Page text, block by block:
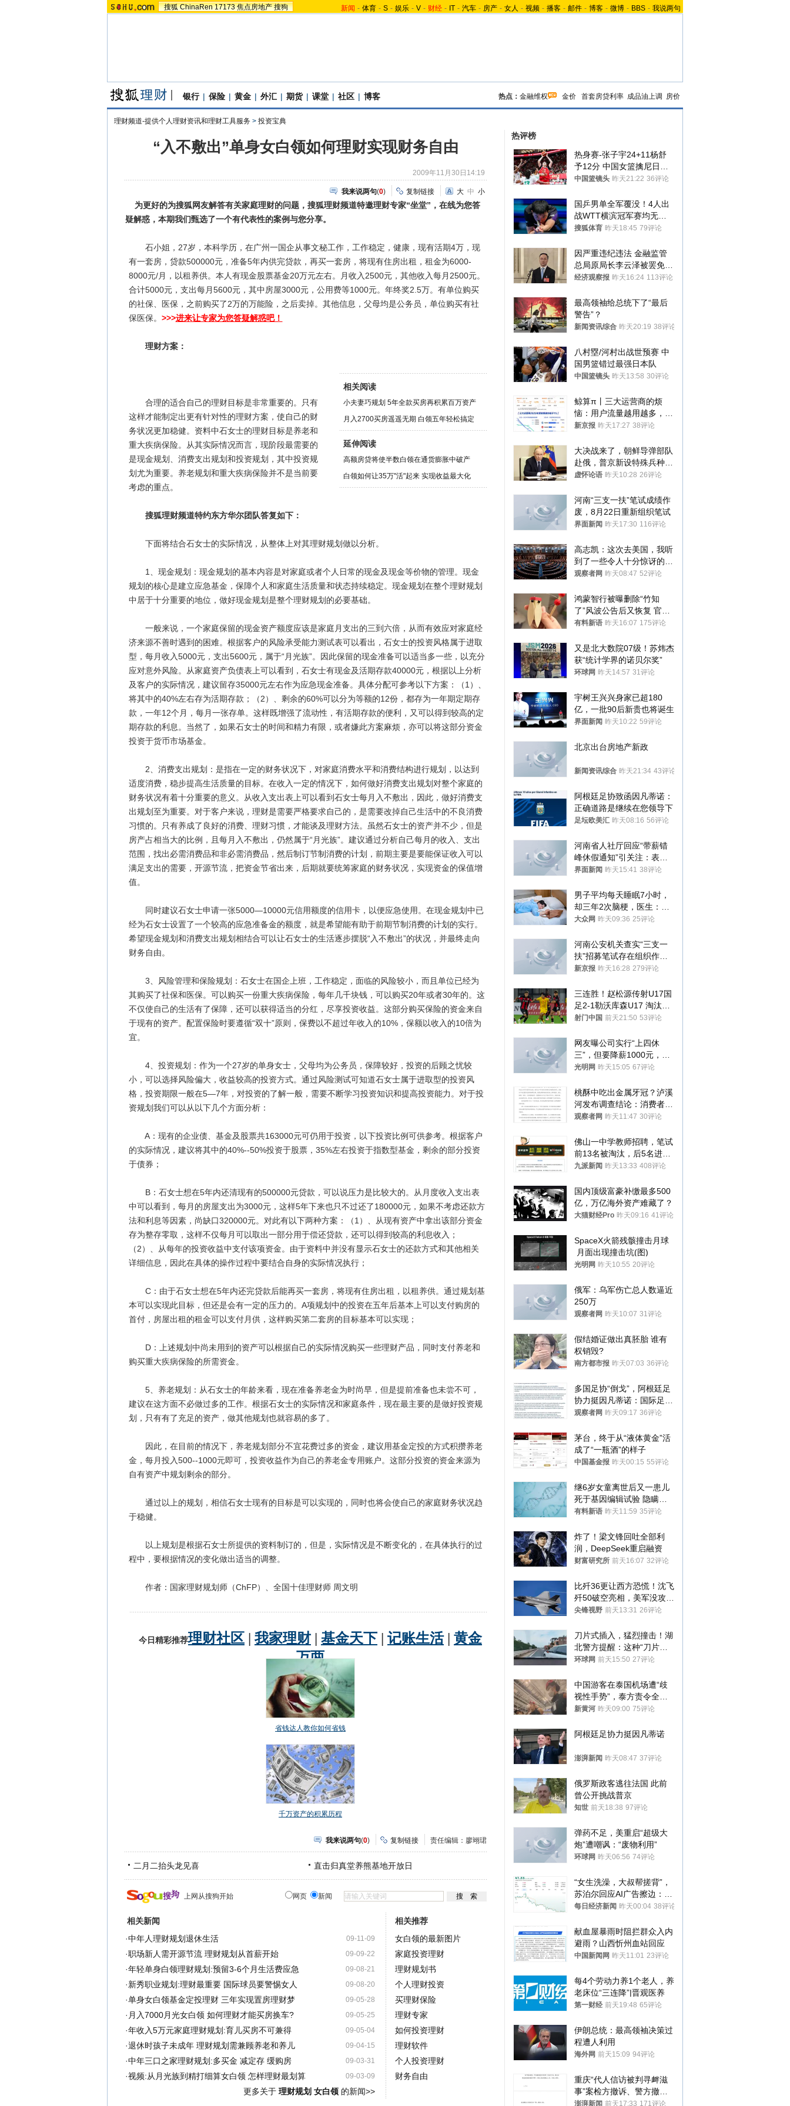
搜狐 ChinaRen 17173 焦点房地产 搜狗 新闻 - 体育 - S - 娱乐 - V - 财经 - IT - 汽车 - 房产 - 女人 - 视频 - 播客 - 邮件 - 博客 - 微博 - BBS - 我说两句
银行 | 保险 | 黄金 | 外汇 | 期货 | 课堂 | 社区 | 博客 热点： 金融维权 金价 首套房贷利率 成品油上调 房价
理财频道-提供个人理财资讯和理财工具服务 > 投资宝典
“入不敷出”单身女白领如何理财实现财务自由
2009年11月30日14:19
我来说两句(0) 复制链接 大 中 小
为更好的为搜狐网友解答有关家庭理财的问题，搜狐理财频道特邀理财专家“坐堂”，在线为您答
疑解惑，本期我们甄选了一个有代表性的案例与您分享。
石小姐，27岁，本科学历，在广州一国企从事文秘工作，工作稳定，健康，现有活期4万，现
有一套房，贷款500000元，准备5年内供完贷款，再买一套房，将现有住房出租，租金为6000-
8000元/月，以租养供。本人有现金股票基金20万元左右。月收入2500元，其他收入每月2500元。
合计5000元，支出每月5600元，其中房屋3000元，公用费等1000元。年终奖2.5万。有单位购买
的社保、医保，之前购买了2万的万能险，之后卖掉。其他信息，父母均是公务员，单位购买有社
保医保。 >>>进来让专家为您答疑解惑吧！
理财方案：
相关阅读
小夫妻巧规划 5年全款买房再积累百万资产
月入2700买房遥遥无期 白领五年轻松搞定
延伸阅读
高额房贷将使半数白领在通货膨胀中破产
白领如何让35万"活"起来 实现收益最大化
合理的适合自己的理财目标是非常重要的。只有
这样才能制定出更有针对性的理财方案，使自己的财
务状况更加稳健。资料中石女士的理财目标是养老和
重大疾病保险。从其实际情况而言，现阶段最需要的
是现金规划、消费支出规划和投资规划，其中投资规
划尤为重要。养老规划和重大疾病保险并不是当前要
考虑的重点。
搜狐理财频道特约东方华尔团队答复如下：
下面将结合石女士的实际情况，从整体上对其理财规划做以分析。
1、现金规划：现金规划的基本内容是对家庭或者个人日常的现金及现金等价物的管理。现金
规划的核心是建立应急基金，保障个人和家庭生活质量和状态持续稳定。现金规划在整个理财规划
中居于十分重要的地位，做好现金规划是整个理财规划的必要基础。
一般来说，一个家庭保留的现金资产额度应该是家庭月支出的三到六倍，从而有效应对家庭经
济来源不善时遇到的困难。根据客户的风险承受能力测试表可以看出，石女士的投资风格属于进取
型，每月收入5000元，支出5600元，属于“月光族”。因此保留的现金准备可以适当多一些，以充分
应对意外风险。从家庭资产负债表上可以看到，石女士有现金及活期存款40000元，根据以上分析
及客户的实际情况，建议留存35000元左右作为应急现金准备。具体分配可参考以下方案：（1）、
将其中的40%左右存为活期存款；（2）、剩余的60%可以分为等额的12份，都存为一年期定期存
款，一年12个月，每月一张存单。这样既增强了流动性，有活期存款的便利，又可以得到较高的定
期存款的利息。当然了，如果石女士的时间和精力有限，或者嫌此方案麻烦，亦可以将这部分资金
投资于货币市场基金。
2、消费支出规划：是指在一定的财务状况下，对家庭消费水平和消费结构进行规划，以达到
适度消费，稳步提高生活质量的目标。在收入一定的情况下，如何做好消费支出规划对整个家庭的
财务状况有着十分重要的意义。从收入支出表上可以看到石女士每月入不敷出，因此，做好消费支
出规划至为重要。对于客户来说，理财是需要严格要求自己的，是需要改掉自己生活中的不良消费
习惯的。只有养成了良好的消费、理财习惯，才能谈及理财方法。虽然石女士的资产并不少，但是
房产占相当大的比例，且每月入不敷出，仍然属于“月光族”。建议通过分析自己每月的收入、支出
范围，找出必需消费品和非必需消费品，然后制订节制消费的计划，前期主要是要能保证收入可以
满足支出的需要，开源节流，把资金节省出来，后期就要统筹家庭的财务状况，实现资金的保值增
值。
同时建议石女士申请一张5000—10000元信用额度的信用卡，以便应急使用。在现金规划中已
经为石女士设置了一个较高的应急准备金的额度，就是希望能有助于前期节制消费的计划的实行。
希望现金规划和消费支出规划相结合可以让石女士的生活逐步摆脱“入不敷出”的状况，并最终走向
财务自由。
3、风险管理和保险规划：石女士在国企上班，工作稳定，面临的风险较小，而且单位已经为
其购买了社保和医保。可以购买一份重大疾病保险，每年几千块钱，可以购买20年或者30年的。这
不仅使自己的生活有了保障，还可以获得适当的分红，尽享投资收益。这部分购买保险的资金来自
于现有的资产。配置保险时要遵循“双十”原则，保费以不超过年收入的10%，保额以收入的10倍为
宜。
4、投资规划：作为一个27岁的单身女士，父母均为公务员，保障较好，投资的后顾之忧较
小，可以选择风险偏大，收益较高的投资方式。通过风险测试可知道石女士属于进取型的投资风
格，投资期限一般在5—7年，对投资的了解一般，需要不断学习投资知识和提高投资能力。对于投
资规划我们可以从以下几个方面分析：
A：现有的企业债、基金及股票共163000元可仍用于投资，以下投资比例可供参考。根据客户
的实际情况，建议将其中的40%--50%投资于股票，35%左右投资于指数型基金，剩余的部分投资
于债券；
B：石女士想在5年内还清现有的500000元贷款，可以说压力是比较大的。从月度收入支出表
中可以看到，每月的房屋支出为3000元，这样5年下来也只不过还了180000元，如果不考虑还款方
法和利息等因素，尚缺口320000元。对此有以下两种方案：（1）、从现有资产中拿出该部分资金
存为整存零取，这样不仅每月可以取出一部分用于偿还贷款，还可以得到较高的利息收入；
（2）、从每年的投资收益中支付该项资金。由于资料中并没有显示石女士的还款方式和其他相关
详细信息，因此在具体的操作过程中要结合自身的实际情况执行；
C：由于石女士想在5年内还完贷款后能再买一套房，将现有住房出租，以租养供。通过规划基
本可以实现此目标，但还是会有一定的压力的。A项规划中的投资在五年后基本上可以支付购房的
首付，房屋出租的租金可以支付月供，这样购买第二套房的目标基本可以实现；
D：上述规划中尚未用到的资产可以根据自己的实际情况购买一些理财产品，同时支付养老和
购买重大疾病保险的所需资金。
5、养老规划：从石女士的年龄来看，现在准备养老金为时尚早，但是提前准备也未尝不可，
建议在这方面不必做过多的工作。根据石女士的实际情况和家庭条件，现在最主要的是做好投资规
划，只有有了充足的资产，做其他规划也就容易的多了。
因此，在目前的情况下，养老规划部分不宜花费过多的资金，建议用基金定投的方式积攒养老
金，每月投入500--1000元即可，投资收益作为自己的养老金专用账户。这部分投资的资金来源为
自有资产中规划剩余的部分。
通过以上的规划，相信石女士现有的目标是可以实现的，同时也将会使自己的家庭财务状况趋
于稳健。
以上规划是根据石女士所提供的资料制订的，但是，实际情况是不断变化的，在具体执行的过
程中，要根据情况的变化做出适当的调整。
作者：国家理财规划师（ChFP）、全国十佳理财师 周文明
我来说两句(0) 复制链接 责任编辑：廖翊珺
二月二抬头龙见喜 直击归真堂养熊基地开放日
上网从搜狗开始 网页 新闻
相关新闻
09-11-09
·中年人理财规划退休生活
09-09-22
·职场新人需开源节流 理财规划从首薪开始
09-08-21
·年轻单身白领理财规划:预留3-6个月生活费应急
09-08-20
·新秀职业规划:理财最重要 国际球员要警惕女人
09-05-28
·单身女白领基金定投理财 三年实现置房理财梦
09-05-25
· 月入7000月光女白领 如何理财才能买房换车?
09-05-04
·年收入5万元家庭理财规划:育儿买房不可兼得
09-04-15
·退休时孩子未成年 理财规划需兼顾养老和养儿
09-03-31
·中年三口之家理财规划:多买金 减定存 缓购房
09-03-09
·视频:从月光族到精打细算女白领 怎样理财最划算
更多关于 理财规划 女白领的新闻>>
相关推荐
女白领的最新图片
家庭投资理财
理财规划书
个人理财投资
买理财保险
理财专家
如何投资理财
理财软件
个人投资理财
财务自由
热评榜
热身赛-张子宇24+11杨舒
予12分 中国女篮擒尼日利
亚
中国篮镜头 昨天21:22 36评论
国乒男单全军覆没！4人出
战WTT横滨冠军赛均无缘
八强
搜狐体育 昨天18:45 79评论
因严重违纪违法 金融监管
总局原局长李云泽被罢免全
国人大代表
经济观察报 昨天16:24 113评论
最高领袖给总统下了“最后
警告”？
新闻资讯综合 昨天20:19 38评论
八村塁/河村出战世预赛 中
国男篮错过最强日本队
中国篮镜头 昨天13:58 30评论
鲸算π丨三大运营商的烦
恼：用户流量越用越多，收
入却越来越少
新京报 昨天17:27 38评论
大决战来了，朝鲜导弹部队
赴俄，普京新设特殊兵种，
76岁老将扛旗
虚怀论语 昨天10:28 26评论
河南“三支一扶”笔试成绩作
废，8月22日重新组织笔试
界面新闻 昨天17:30 116评论
高志凯：这次去美国，我听
到了一些令人十分惊讶的消
息
观察者网 昨天08:47 52评论
鸿蒙智行被曝删除“竹知
了”风波公告后又恢复 官媒
曾力挺：劝华为要大度的，
有料新语 昨天16:07 175评论
又是北大数院07级！苏炜杰
获“统计学界的诺贝尔奖”
环球网 昨天14:57 31评论
宇树王兴兴身家已超180
亿，一批90后新贵也将诞生
界面新闻 昨天10:22 59评论
北京出台房地产新政
新闻资讯综合 昨天21:34 43评论
阿根廷足协致函因凡蒂诺：
正确道路是继续在您领导下
足坛欧美汇 昨天08:16 56评论
河南省人社厅回应“带薪错
峰休假通知”引关注：表述
不够准确，待修改后印发
界面新闻 昨天15:41 38评论
男子平均每天睡眠7小时，
却三年2次脑梗，医生：这
样睡觉更伤身
大众网 昨天09:36 25评论
河南公安机关查实“三支一
扶”招募笔试存在组织作弊
犯罪行为
新京报 昨天16:28 279评论
三连胜！赵松源传射U17国
足2-1勒沃库森U17 淘汰赛
将战河床
射门中国 前天21:50 53评论
网友曝公司实行“上四休
三”，但要降薪1000元，不
接受只能辞职
光明网 昨天15:05 67评论
桃酥中吃出金属牙冠？泸溪
河发布调查结论：消费者已
澄清，所发视频情况不属实
观察者网 昨天11:47 30评论
佛山一中学教师招聘，笔试
前13名被淘汰，后5名进体
检，被疑萝卜岗，官方通
九派新闻 昨天13:33 408评论
国内顶级富豪补缴最多500
亿，万亿海外资产难藏了？
大猫财经Pro 昨天09:16 41评论
SpaceX火箭残骸撞击月球
月面出现撞击坑(图)
光明网 昨天10:55 20评论
俄军：乌军伤亡总人数逼近
250万
观察者网 昨天10:07 31评论
假结婚证做出真胚胎 谁有
权销毁?
南方都市报 昨天07:03 36评论
多国足协“倒戈”，阿根廷足
协力挺因凡蒂诺：国际足联
今后应继续在其领导下前行
观察者网 昨天09:17 36评论
茅台，终于从“液体黄金”活
成了“一瓶酒”的样子
中国基金报 昨天00:15 55评论
继6岁女童离世后又一患儿
死于基因编辑试验 隐瞒一
年才对外披露
有料新语 昨天11:59 35评论
炸了！梁文锋回吐全部利
润，DeepSeek重启融资
财富研究所 前天16:07 32评论
比歼36更让西方恐慌！沈飞
歼50破空亮相，美军没攻克
的技术被拿下
尖锋视野 前天13:31 26评论
刀片式插入，猛烈撞击！湖
北警方提醒：这种“刀片超
车”，太危险了
环球网 前天15:50 27评论
中国游客在泰国机场遭“歧
视性手势”，泰方责令全面
调查，对责任人采取最严厉
新黄河 昨天09:00 75评论
阿根廷足协力挺因凡蒂诺
澎湃新闻 昨天08:47 37评论
俄罗斯政客逃往法国 此前
曾公开挑战普京
知世 前天18:38 97评论
弹药不足，美重启“超级大
炮”遭嘲讽：“废物利用”
环球网 昨天06:56 74评论
“女生洗澡，大叔帮搓背”，
苏泊尔回应AI广告擦边：视
频全下架，已强化内容管理
每日经济新闻 昨天00:04 38评论
献血屋暴雨时阻拦群众入内
避雨？山西忻州血站回应
中国新闻网 昨天11:01 23评论
每4个劳动力养1个老人，养
老床位“三连降”|晋观医养
第一财经 前天19:48 65评论
伊朗总统：最高领袖决策过
程遭人利用
海外网 前天15:09 94评论
重庆“代人信访被判寻衅滋
事”案检方撤诉、警方撤
案，两被告人获国赔
澎湃新闻 前天17:33 171评论